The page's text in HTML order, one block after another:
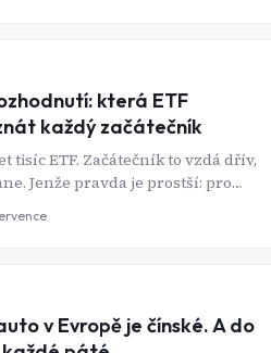
která ETF
každý začátečník
tisíc ETF. Začátečník to vzdá dřív,
Jenže pravda je prostší: pro
jeden, maximálně dva fondy.
v Evropě je čínské. A do